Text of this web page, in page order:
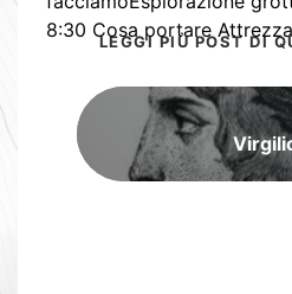
8:30 Cosa portare
LEGGI PIÙ POST DI